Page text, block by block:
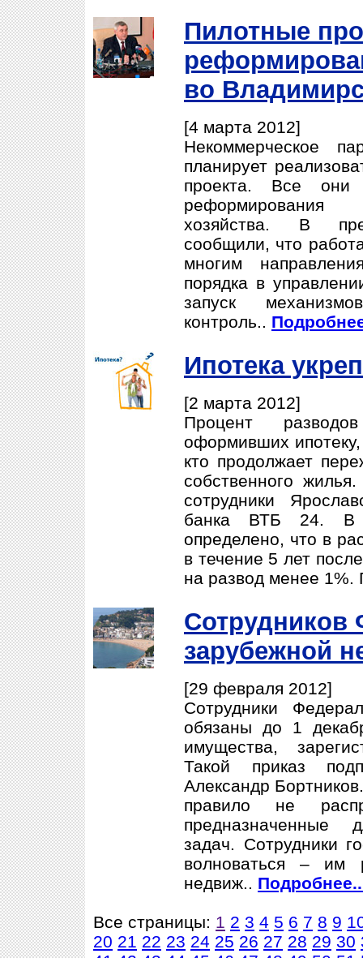
Пилотные
во
[4 марта 2012]
Некоммерческое
планирует
проекта. Все они
реформирования
хозяйства. В
сообщили, что
многим
порядка в
запуск
контроль..
Ипотека
[2 марта 2012]
Процент
оформивших
кто продолжает
собственного
сотрудники
банка ВТБ 24. В
определено, что в
в течение 5 лет
на развод менее 1%.
зарубежной
[29 февраля 2012]
Сотрудники
обязаны до 1
имущества,
Такой приказ
Александр
правило не
предназначенные
задач. Сотрудники
волноваться – им
недвиж..
Все страницы: 1 2 3 4 5 6 7 8 9
20 21 22 23 24 25 26 27 28 29 30